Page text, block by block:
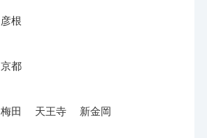
彦根
京都
梅田 天王寺 新金岡